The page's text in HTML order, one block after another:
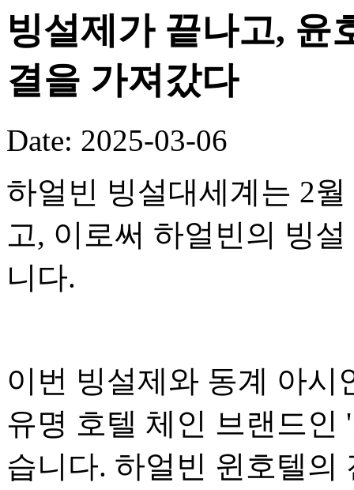
빙설제가 끝나고, 윤
결을 가져갔다
Date: 2025-03-06
하얼빈 빙설대세계는 2
고, 이로써 하얼빈의 빙
니다.
이번 빙설제와 동계 아
유명 호텔 체인 브랜드인
습니다. 하얼빈 윈호텔의